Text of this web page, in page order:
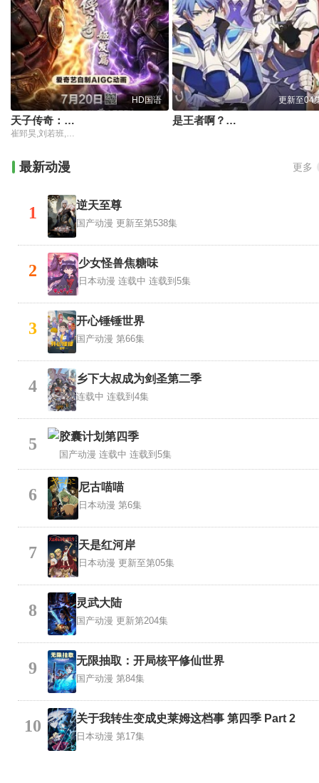
HD国语
天子传奇：姬发篇
崔郅昊,刘若班,王妮,张胡子,图特哈蒙,卢力峰,贺燕琳,木青禾,王雪亮,任景行,张占坤
更新至04
是王者啊？第6季
最新动漫 更多
1 逆天至尊
国产动漫 更新至第538集
2 少女怪兽焦糖味
日本动漫 连载中 连载到5集
3 开心锤锤世界​
国产动漫 第66集
4 乡下大叔成为剑圣第二季
连载中 连载到4集
5 胶囊计划第四季
国产动漫 连载中 连载到5集
6 尼古喵喵
日本动漫 第6集
7 天是红河岸
日本动漫 更新至第05集
8 灵武大陆
国产动漫 更新第204集
9 无限抽取：开局核平修仙世界
国产动漫 第84集
10 关于我转生变成史莱姆这档事 第四季 Part 2
日本动漫 第17集